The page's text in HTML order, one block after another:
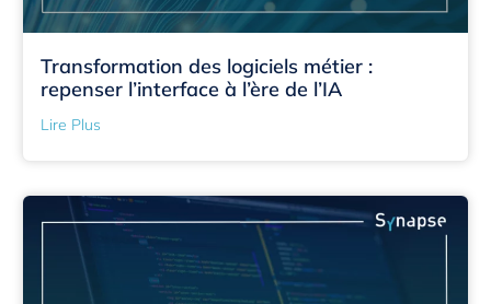
Transformation des logiciels métier :
repenser l’interface à l’ère de l’IA
Lire Plus